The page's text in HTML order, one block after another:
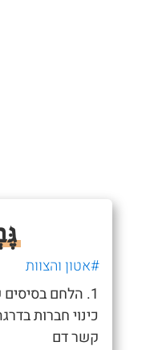
#אטון והצוות
1. הלחם
כינוי חברות
קשר דם